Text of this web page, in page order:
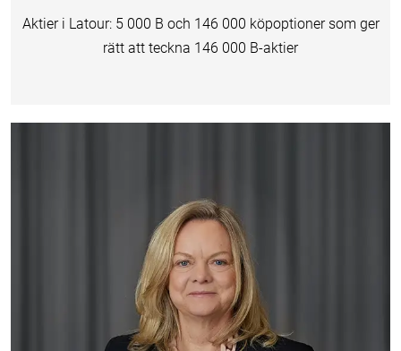
Aktier i Latour: 5 000 B och 146 000 köpoptioner som ger
rätt att teckna 146 000 B-aktier